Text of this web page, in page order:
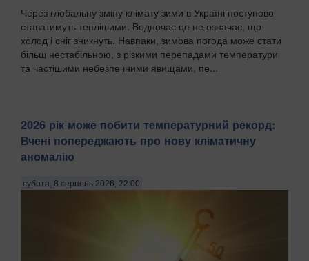
Через глобальну зміну клімату зими в Україні поступово
ставатимуть теплішими. Водночас це не означає, що
холод і сніг зникнуть. Навпаки, зимова погода може стати
більш нестабільною, з різкими перепадами температури
та частішими небезпечними явищами, пе...
2026 рік може побити температурний рекорд:
Вчені попереджають про нову кліматичну
аномалію
субота, 8 серпень 2026, 22:00